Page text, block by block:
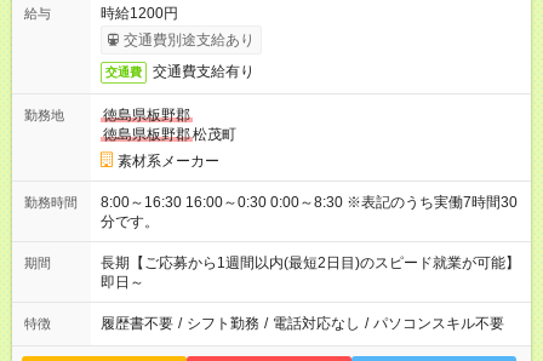
給与
時給1200円
交通費別途支給あり
交通費 交通費支給有り
勤務地
徳島県板野郡
徳島県板野郡松茂町
素材系メーカー
勤務時間
8:00～16:30 16:00～0:30 0:00～8:30 ※表記のうち実働7時間30
分です。
期間
長期【ご応募から1週間以内(最短2日目)のスピード就業が可能】
即日～
特徴 履歴書不要 / シフト勤務 / 電話対応なし / パソコンスキル不要